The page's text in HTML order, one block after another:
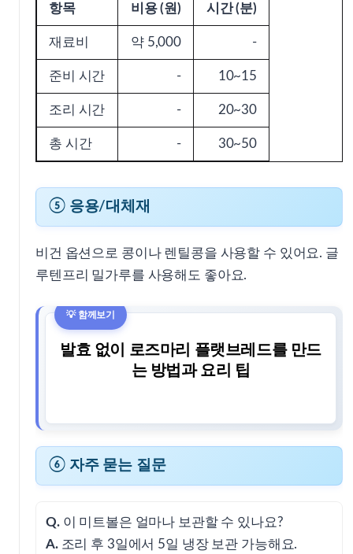
항목 비용 (원) 시간 (분)
재료비 약 5,000 -
준비 시간 - 10~15
조리 시간 - 20~30
총 시간 - 30~50
⑤ 응용/대체재
비건 옵션으로 콩이나 렌틸콩을 사용할 수 있어요. 글
루텐프리 밀가루를 사용해도 좋아요.
발효 없이 로즈마리 플랫브레드를 만드
는 방법과 요리 팁
⑥ 자주 묻는 질문
Q.이 미트볼은 얼마나 보관할 수 있나요?
A.조리 후 3일에서 5일 냉장 보관 가능해요.